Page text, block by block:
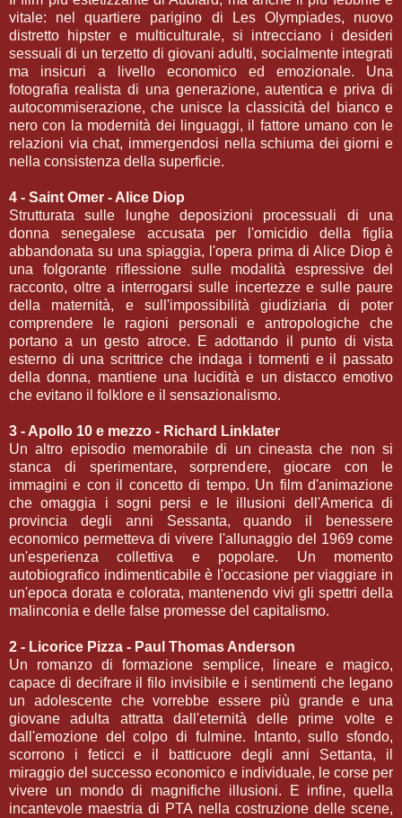
vitale: nel quartiere parigino di Les Olympiades, nuovo
distretto hipster e multiculturale, si intrecciano i desideri
sessuali di un terzetto di giovani adulti, socialmente integrati
ma insicuri a livello economico ed emozionale. Una
fotografia realista di una generazione, autentica e priva di
autocommiserazione, che unisce la classicità del bianco e
nero con la modernità dei linguaggi, il fattore umano con le
relazioni via chat, immergendosi nella schiuma dei giorni e
nella consistenza della superficie.
4 - Saint Omer - Alice Diop
Strutturata sulle lunghe deposizioni processuali di una
donna senegalese accusata per l'omicidio della figlia
abbandonata su una spiaggia, l'opera prima di Alice Diop è
una folgorante riflessione sulle modalità espressive del
racconto, oltre a interrogarsi sulle incertezze e sulle paure
della maternità, e sull'impossibilità giudiziaria di poter
comprendere le ragioni personali e antropologiche che
portano a un gesto atroce. E adottando il punto di vista
esterno di una scrittrice che indaga i tormenti e il passato
della donna, mantiene una lucidità e un distacco emotivo
che evitano il folklore e il sensazionalismo.
3 - Apollo 10 e mezzo - Richard Linklater
Un altro episodio memorabile di un cineasta che non si
stanca di sperimentare, sorprendere, giocare con le
immagini e con il concetto di tempo. Un film d'animazione
che omaggia i sogni persi e le illusioni dell'America di
provincia degli anni Sessanta, quando il benessere
economico permetteva di vivere l'allunaggio del 1969 come
un'esperienza collettiva e popolare. Un momento
autobiografico indimenticabile è l'occasione per viaggiare in
un'epoca dorata e colorata, mantenendo vivi gli spettri della
malinconia e delle false promesse del capitalismo.
2 - Licorice Pizza - Paul Thomas Anderson
Un romanzo di formazione semplice, lineare e magico,
capace di decifrare il filo invisibile e i sentimenti che legano
un adolescente che vorrebbe essere più grande e una
giovane adulta attratta dall'eternità delle prime volte e
dall'emozione del colpo di fulmine. Intanto, sullo sfondo,
scorrono i feticci e il batticuore degli anni Settanta, il
miraggio del successo economico e individuale, le corse per
vivere un mondo di magnifiche illusioni. E infine, quella
incantevole maestria di PTA nella costruzione delle scene,